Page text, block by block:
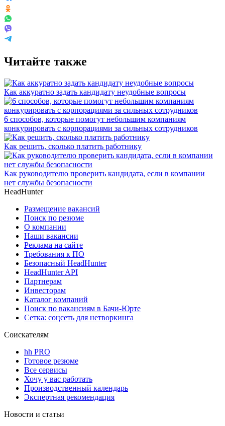
Читайте также
Как аккуратно задать кандидату неудобные вопросы
6 способов, которые помогут небольшим компаниям
конкурировать с корпорациями за сильных сотрудников
Как решить, сколько платить работнику
Как руководителю проверить кандидата, если в компании
нет службы безопасности
HeadHunter
Размещение вакансий
Поиск по резюме
О компании
Наши вакансии
Реклама на сайте
Требования к ПО
Безопасный HeadHunter
HeadHunter API
Партнерам
Инвесторам
Каталог компаний
Поиск по вакансиям в Бачи-Юрте
Сетка: соцсеть для нетворкинга
Соискателям
hh PRO
Готовое резюме
Все сервисы
Хочу у вас работать
Производственный календарь
Экспертная рекомендация
Новости и статьи